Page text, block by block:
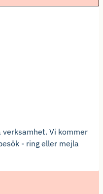
Vi kommer
- ring eller mejla